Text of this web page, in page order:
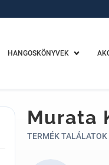
HANGOSKÖNYVEK
Murata
TERMÉK TALÁLATOK